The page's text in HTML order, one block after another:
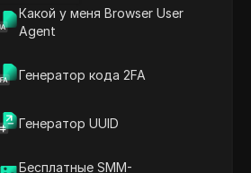
Какой у меня Browser User
Agent
Генератор кода 2FA
Генератор UUID
Бесплатные SMM-
об этой странице
Claude
об этой странице